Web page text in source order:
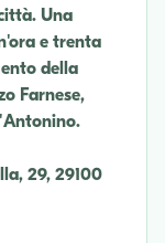
Una
e trenta
della
Farnese,
29, 29100